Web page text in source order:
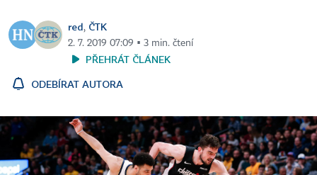
red, ČTK
2. 7. 2019 07:09 ▪ 3 min. čtení
PŘEHRÁT ČLÁNEK
ODEBÍRAT AUTORA